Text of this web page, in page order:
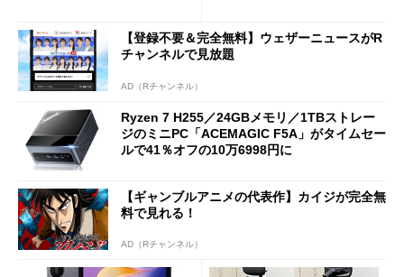
【登録不要＆完全無料】ウェザーニュースがR
チャンネルで見放題
AD（Rチャンネル）
Ryzen 7 H255／24GBメモリ／1TBストレー
ジのミニPC「ACEMAGIC F5A」がタイムセー
ルで41％オフの10万6998円に
【ギャンブルアニメの代表作】カイジが完全無
料で見れる！
AD（Rチャンネル）